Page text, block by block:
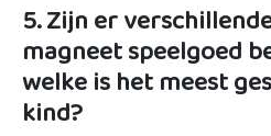
5. Zijn er
magneet speelgoed
welke is het meest
kind?